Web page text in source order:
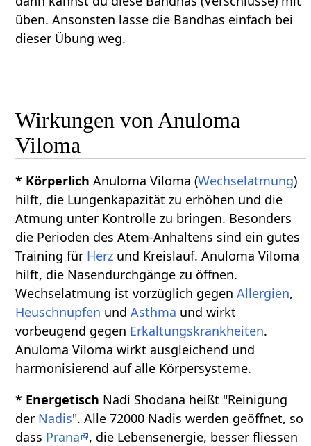
üben. Ansonsten lasse die Bandhas einfach bei
dieser Übung weg.
Wirkungen von Anuloma
Viloma
* Körperlich Anuloma Viloma (Wechselatmung)
hilft, die Lungenkapazität zu erhöhen und die
Atmung unter Kontrolle zu bringen. Besonders
die Perioden des Atem-Anhaltens sind ein gutes
Training für Herz und Kreislauf. Anuloma Viloma
hilft, die Nasendurchgänge zu öffnen.
Wechselatmung ist vorzüglich gegenAllergien,
Heuschnupfen undAsthma und wirkt
vorbeugend gegen Erkältungskrankheiten.
Anuloma Viloma wirkt ausgleichend und
harmonisierend auf alle Körpersysteme.
* Energetisch Nadi Shodana heißt "Reinigung
der Nadis". Alle 72000 Nadis werden geöffnet, so
dass Prana
, die Lebensenergie, besser fliessen